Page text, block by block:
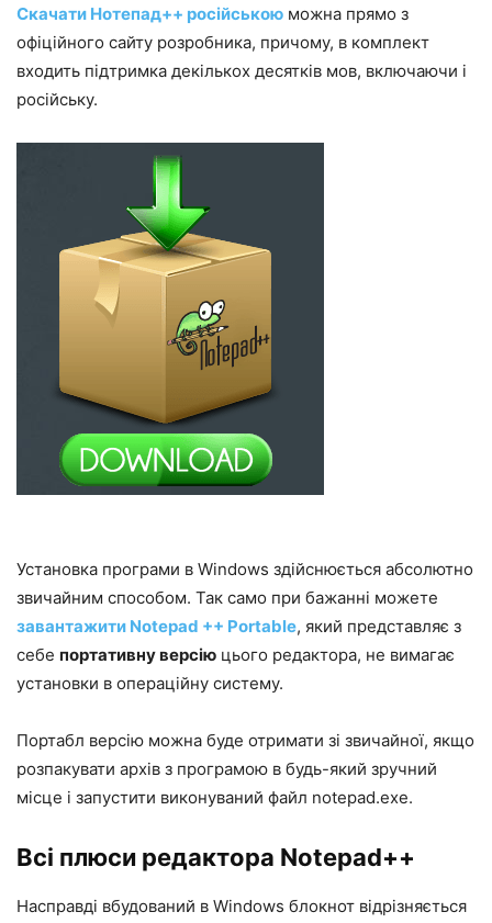
Скачати Нотепад++ російською можна прямо з
офіційного сайту розробника, причому, в комплект
входить підтримка декількох десятків мов, включаючи і
російську.
Установка програми в Windows здійснюється абсолютно
звичайним способом. Так само при бажанні можете
завантажити Notepad ++ Portable, який представляє з
себе портативну версію цього редактора, не вимагає
установки в операційну систему.
Портабл версію можна буде отримати зі звичайної, якщо
розпакувати архів з програмою в будь-який зручний
місце і запустити виконуваний файл notepad.exe.
Всі плюси редактора Notepad++
Насправді вбудований в Windows блокнот відрізняється